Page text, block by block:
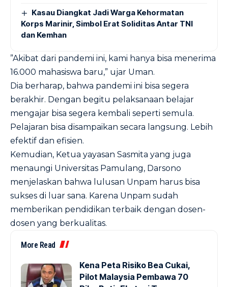
Kasau Diangkat Jadi Warga Kehormatan
Korps Marinir, Simbol Erat Soliditas Antar TNI
dan Kemhan
”Akibat dari pandemi ini, kami hanya bisa menerima
16.000 mahasiswa baru,” ujar Uman.
Dia berharap, bahwa pandemi ini bisa segera
berakhir. Dengan begitu pelaksanaan belajar
mengajar bisa segera kembali seperti semula.
Pelajaran bisa disampaikan secara langsung. Lebih
efektif dan efisien.
Kemudian, Ketua yayasan Sasmita yang juga
menaungi Universitas Pamulang, Darsono
menjelaskan bahwa lulusan Unpam harus bisa
sukses di luar sana. Karena Unpam sudah
memberikan pendidikan terbaik dengan dosen-
dosen yang berkualitas.
More Read
Kena Peta Risiko Bea Cukai,
Pilot Malaysia Pembawa 70